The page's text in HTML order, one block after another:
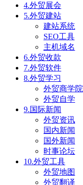
4.外贸展会
5.外贸建站
建站系统
SEO工具
主机域名
6.外贸收款
7.外贸软件
8.外贸学习
外贸商学院
外贸自学
9.国际新闻
外贸资讯
国内新闻
国外新闻
时事论坛
10.外贸工具
外贸地图
外贸翻译